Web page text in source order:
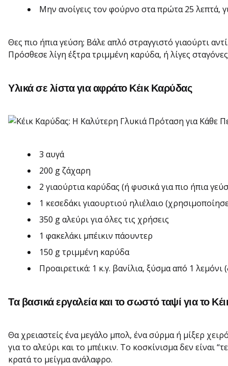
Μην ανοίγεις τον φούρνο στα πρώτα 25 λεπτά,
Θες πιο ήπια γεύση; Βάλε απλό στραγγιστό γιαούρτι
Πρόσθεσε λίγη έξτρα τριμμένη καρύδα, ή λίγες
Υλικά σε λίστα για αφράτο Κέικ Καρύδας
3 αυγά
200 g ζάχαρη
2 γιαούρτια καρύδας (ή φυσικά για πιο ήπια
1 κεσεδάκι γιαουρτιού ηλιέλαιο
350 g αλεύρι για όλες τις χρήσεις
1 φακελάκι μπέικιν πάουντερ
150 g τριμμένη καρύδα
Προαιρετικά: 1 κ.γ. βανίλια, ξύσμα από 1
Τα βασικά εργαλεία και το σωστό ταψί για το
Θα χρειαστείς ένα μεγάλο μπολ, ένα σύρμα ή μίξερ
για το αλεύρι και το μπέικιν. Το κοσκίνισμα δεν είναι
κρατά το μείγμα ανάλαφρο.